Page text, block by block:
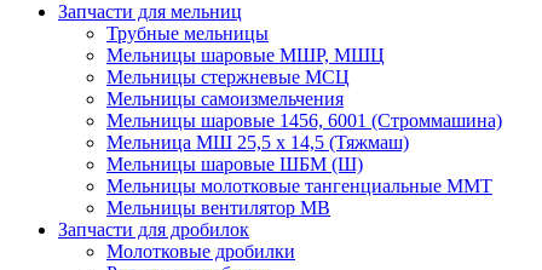
Запчасти для мельниц
Трубные мельницы
Мельницы шаровые МШР, МШЦ
Мельницы стержневые МСЦ
Мельницы самоизмельчения
Мельницы шаровые 1456, 6001 (Строммашина)
Мельница МШ 25,5 х 14,5 (Тяжмаш)
Мельницы шаровые ШБМ (Ш)
Мельницы молотковые тангенциальные ММТ
Мельницы вентилятор МВ
Запчасти для дробилок
Молотковые дробилки